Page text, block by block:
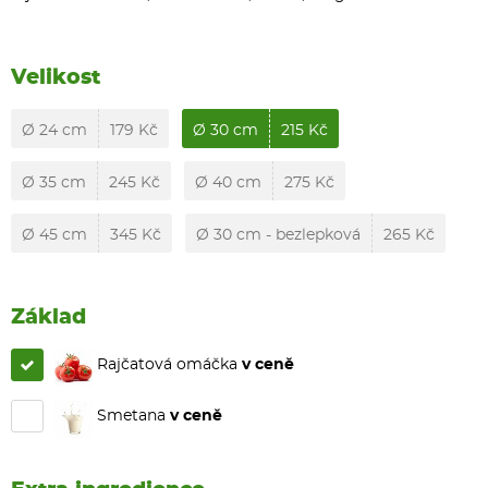
Velikost
Ø 24 cm 179 Kč Ø 30 cm 215 Kč
Ø 35 cm 245 Kč Ø 40 cm 275 Kč
Ø 45 cm 345 Kč Ø 30 cm - bezlepková 265 Kč
Základ
Rajčatová omáčka v ceně
Smetana v ceně